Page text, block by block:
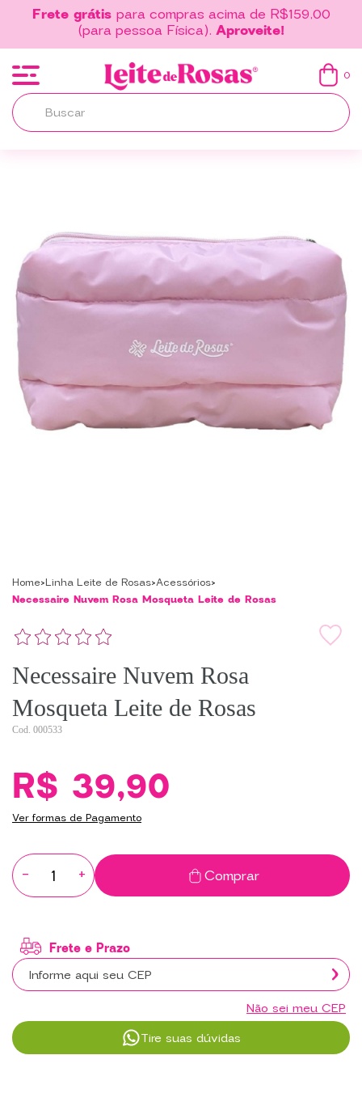
Frete grátispara compras acima de R$159,00
(para pessoa Física).Aproveite!
0
Home Linha Leite de Rosas Acessórios
Necessaire Nuvem Rosa Mosqueta Leite de Rosas
Necessaire Nuvem Rosa
Mosqueta Leite de Rosas
000533
R$ 39,90
Ver formas de Pagamento
- + Comprar
Não sei meu CEP
Tire suas dúvidas